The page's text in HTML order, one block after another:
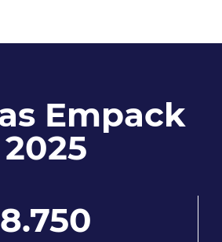
Empack
2025
8.750